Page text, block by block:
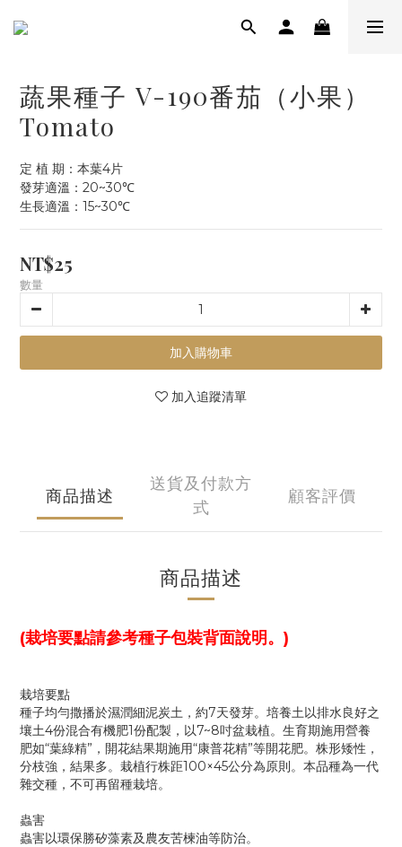
蔬果種子 V-190番茄（小果）
Tomato
定 植 期：本葉4片
發芽適溫：20~30℃
生長適溫：15~30℃
NT$25
數量
加入購物車
加入追蹤清單
商品描述
送貨及付款方
式
顧客評價
商品描述
(栽培要點請參考種子包裝背面說明。)
栽培要點
種子均勻撒播於濕潤細泥炭土，約7天發芽。培養土以排水良好之
壤土4份混合有機肥1份配製，以7~8吋盆栽植。生育期施用營養
肥如“葉綠精”，開花結果期施用“康普花精”等開花肥。株形矮性，
分枝強，結果多。栽植行株距100×45公分為原則。本品種為一代
雜交種，不可再留種栽培。
蟲害
蟲害以環保勝矽藻素及農友苦楝油等防治。